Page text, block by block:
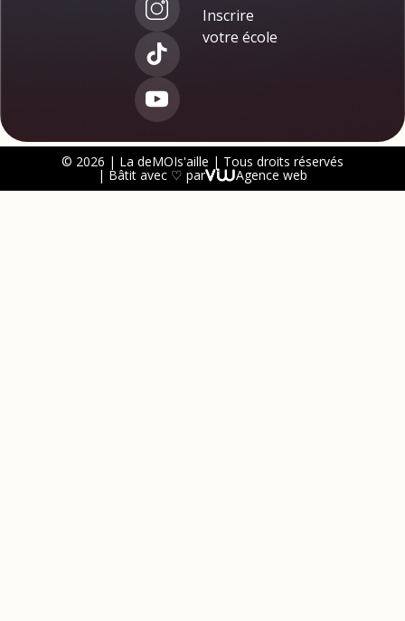
Inscrire
votre école
© 2026 | La deMOIs'aille | Tous droits réservés
| Bâtit avec ♡ par Agence web